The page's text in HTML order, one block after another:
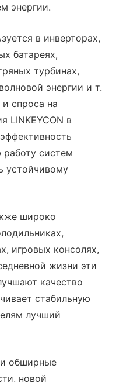
энергии.
в инверторах,
батареях,
турбинах,
энергии и т.
спроса на
LINKEYCON в
работу систем
устойчивому
широко
игровых консолях,
жизни эти
качество
стабильную
лучший
и обширные
новой